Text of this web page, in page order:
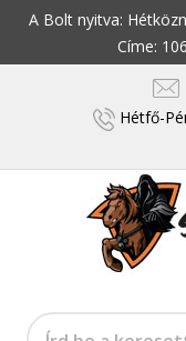
A Bolt nyitva:
Címe:
Hétfő-